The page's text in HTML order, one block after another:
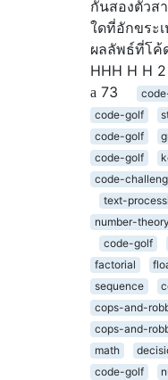
กันสองตัวส
ใดที่อักขระ
ผลลัพธ์ที่โ
HHH H H
73
code-golf
code-golf
code-golf
code-
text-
number-theory
code-golf
factorial
sequence
cops-and-
cops-and-
math
code-golf